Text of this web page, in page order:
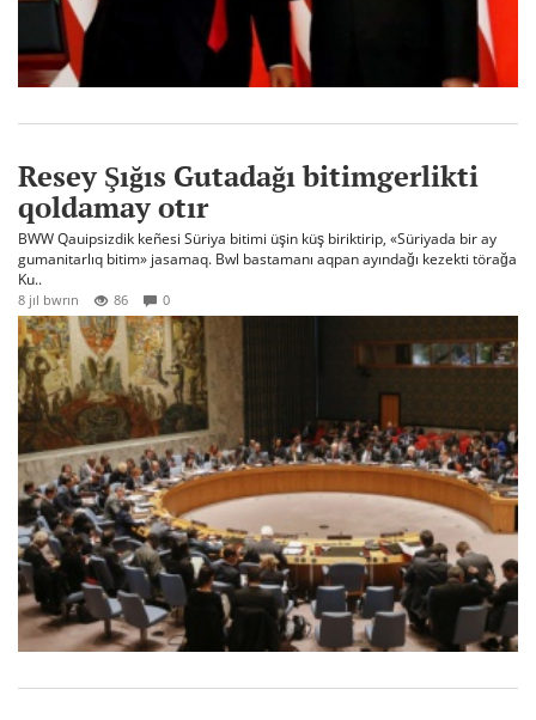
Resey Şığıs Gutadağı bitimgerlikti
qoldamay otır
BWW Qauipsizdik keñesi Süriya bitimi üşin küş biriktirip, «Süriyada bir ay
gumanitarlıq bitim» jasamaq. Bwl bastamanı aqpan ayındağı kezekti törağa
Ku..
8 jıl bwrın 86 0